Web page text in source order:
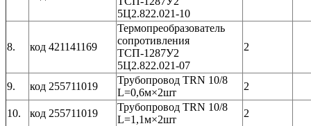
5Ц2.822.021-10
8. код 421141169
Термопреобразователь
сопротивления
ТСП-1287У2
5Ц2.822.021-07
2
9. код 255711019
Трубопровод TRN 10/8
L=0,6м×2шт
2
10. код 255711019
Трубопровод TRN 10/8
L=1,1м×2шт
2